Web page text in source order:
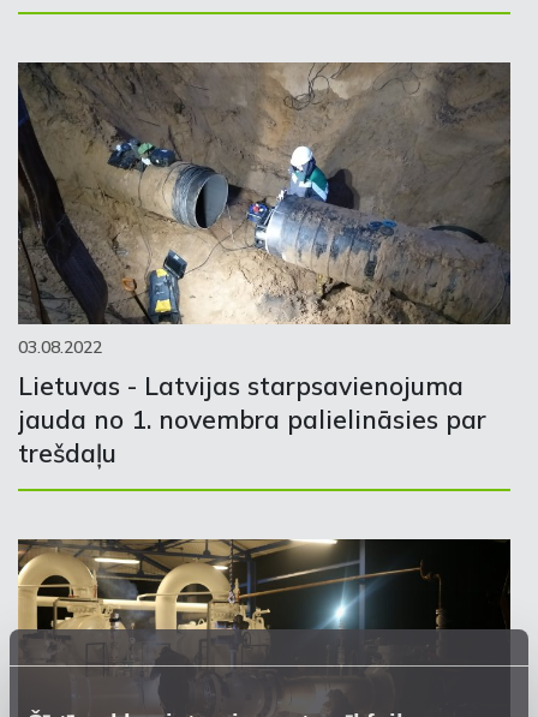
03.08.2022
Lietuvas - Latvijas starpsavienojuma
jauda no 1. novembra palielināsies par
trešdaļu